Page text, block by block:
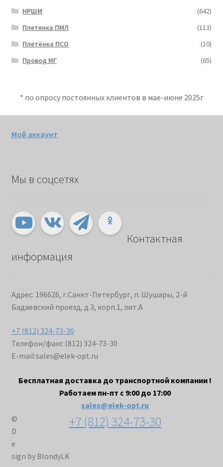
НРШМ
(642)
Плетенка ПМЛ
(113)
Плетёнка ПСО
(10)
Провод МГ
(65)
* по опросу постоянных клиентов в мае-июне 2025г
Мой аккаунт
Мы в соцсетях
Контактная
информация
Адрес: 196626, г.Санкт-Петербург, п. Шушары, 2-й
Бадаевский проезд, д.3, корп.1, лит.А
+7 (812) 324-73-30
Телефон/факс (812) 324-73-30
E-mail:sales@elek-opt.ru
Бесплатная доставка до транспортной компании !
Работаем пн-пт с 9:00 до 17:00
sales@elek-opt.ru
+7 (812) 324-73-30
©
D
e
sign by BlondyLK